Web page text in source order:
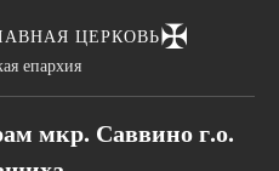
ЦЕРКОВЬ✠
епархия
мкр. Саввино г.о.